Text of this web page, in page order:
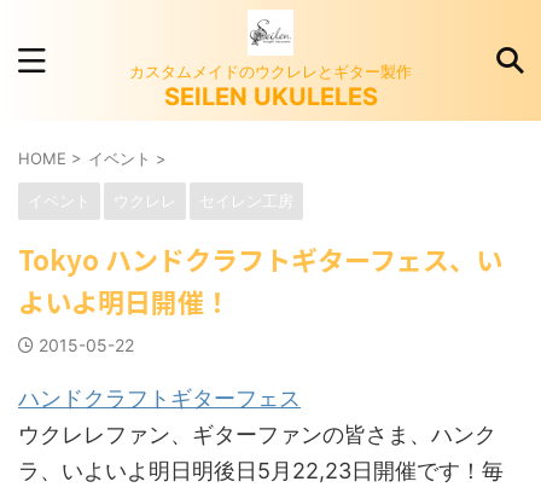
カスタムメイドのウクレレとギター製作
SEILEN UKULELES
HOME > イベント >
イベント ウクレレ セイレン工房
Tokyo ハンドクラフトギターフェス、い
よいよ明日開催！
2015-05-22
ハンドクラフトギターフェス
ウクレレファン、ギターファンの皆さま、ハンク
ラ、いよいよ明日明後日5月22,23日開催です！毎